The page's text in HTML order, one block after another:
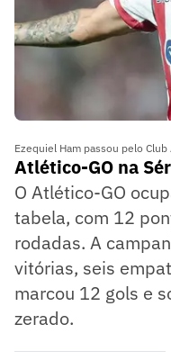
Ezequiel Ham passou pelo
Atlético-GO na
O Atlético-GO
tabela, com 12
rodadas. A
vitórias, seis
marcou 12 gols e
zerado.